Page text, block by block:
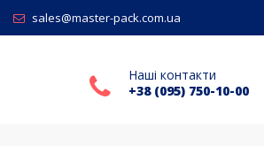
sales@master-pack.com.ua
Наші контакти
+38 (095) 750-10-00